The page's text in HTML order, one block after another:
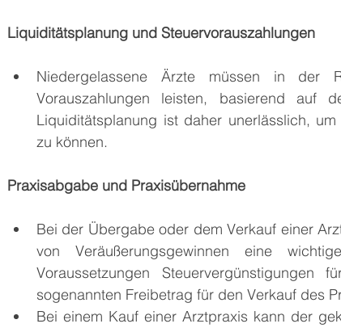
Liquiditätsplanung und Steuervorauszahlungen
Niedergelassene Ärzte müssen in der
Vorauszahlungen leisten, basierend auf
Liquiditätsplanung ist daher unerlässlich,
zu können.
Praxisabgabe und Praxisübernahme
Bei der Übergabe oder dem Verkauf einer
von Veräußerungsgewinnen eine
Voraussetzungen Steuervergünstigungen
sogenannten Freibetrag für den Verkauf des
Bei einem Kauf einer Arztpraxis kann der